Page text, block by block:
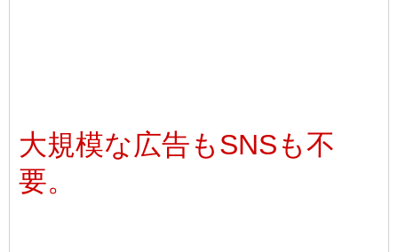
大規模な広告もSNSも不
要。